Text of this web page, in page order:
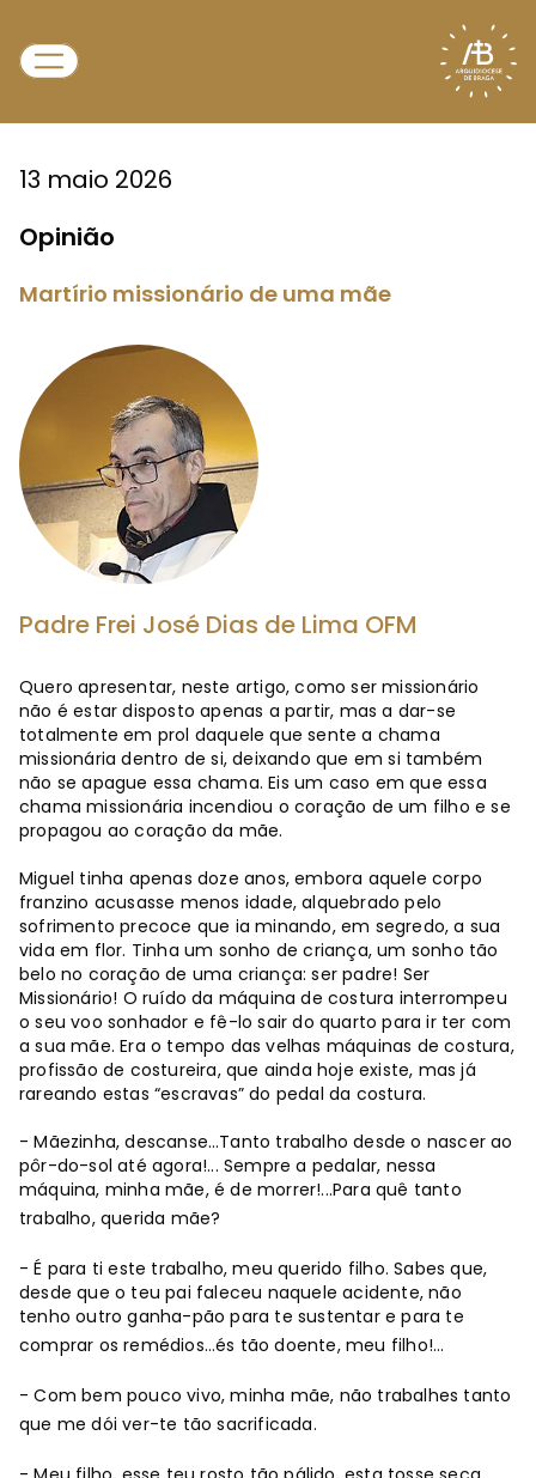
13 maio 2026
Opinião
Martírio missionário de uma mãe
Padre Frei José Dias de Lima OFM
Quero apresentar, neste artigo, como ser missionário
não é estar disposto apenas a partir, mas a dar-se
totalmente em prol daquele que sente a chama
missionária dentro de si, deixando que em si também
não se apague essa chama. Eis um caso em que essa
chama missionária incendiou o coração de um filho e se
propagou ao coração da mãe.
Miguel tinha apenas doze anos, embora aquele corpo
franzino acusasse menos idade, alquebrado pelo
sofrimento precoce que ia minando, em segredo, a sua
vida em flor. Tinha um sonho de criança, um sonho tão
belo no coração de uma criança: ser padre! Ser
Missionário! O ruído da máquina de costura interrompeu
o seu voo sonhador e fê-lo sair do quarto para ir ter com
a sua mãe. Era o tempo das velhas máquinas de costura,
profissão de costureira, que ainda hoje existe, mas já
rareando estas “escravas” do pedal da costura.
- Mãezinha, descanse…Tanto trabalho desde o nascer ao
pôr-do-sol até agora!... Sempre a pedalar, nessa
máquina, minha mãe, é de morrer!...Para quê tanto
trabalho, querida mãe?
- É para ti este trabalho, meu querido filho. Sabes que,
desde que o teu pai faleceu naquele acidente, não
tenho outro ganha-pão para te sustentar e para te
comprar os remédios…és tão doente, meu filho!...
- Com bem pouco vivo, minha mãe, não trabalhes tanto
que me dói ver-te tão sacrificada.